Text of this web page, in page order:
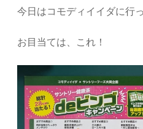
今日はコモディイイダに行
お目当ては、これ！